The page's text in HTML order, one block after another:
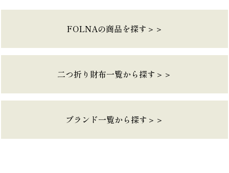
FOLNAの商品を探す＞＞
二つ折り財布一覧から探す＞＞
ブランド一覧から探す＞＞